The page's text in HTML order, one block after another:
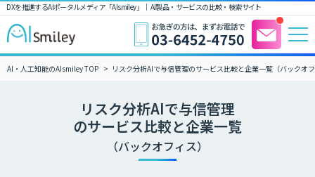
DXを推進するAIポータルメディア「AIsmiley」｜ AI製品・サービスの比較・検索サイト
AI・人工知能のAIsmiley TOP リスク分析AIで与信管理のサービス比較と企業一覧（バックオ
リスク分析AIで与信管理
のサービス比較と企業一覧
（バックオフィス）